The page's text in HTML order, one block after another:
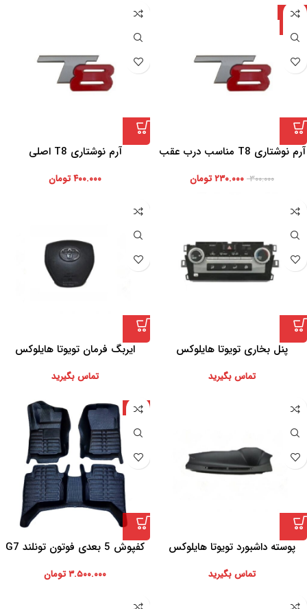
-23%
آرم نوشتاری T8 مناسب درب عقب
۳۰۰.۰۰۰ ۲۳۰.۰۰۰تومان
آرم نوشتاری T8 اصلی
۴۰۰.۰۰۰تومان
پنل بخاری تویوتا هایلوکس
تماس بگیرید
ایربگ فرمان تویوتا هایلوکس
تماس بگیرید
پوسته داشبورد تویوتا هایلوکس
تماس بگیرید
چین
کفپوش 5 بعدی فوتون تونلند G7
۳.۵۰۰.۰۰۰تومان